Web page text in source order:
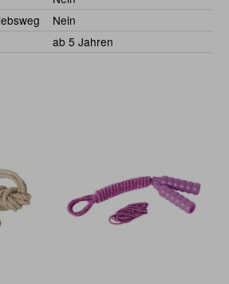
Nein
ab 5 Jahren